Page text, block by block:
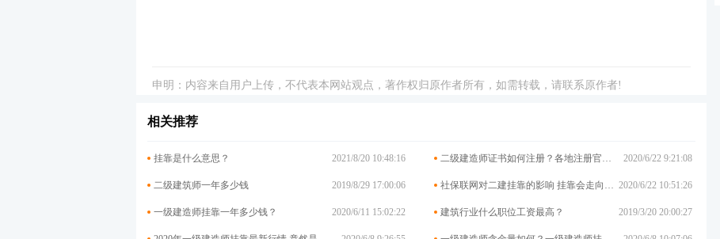
申明：内容来自用户上传，不代表本网站观点，著作权归原作者所有，如需转载，请联系原作者!
相关推荐
挂靠是什么意思？ 2021/8/20 10:48:16 二级建造师证书如何注册？各地注册官网大汇总 2020/6/22 9:21:08
二级建筑师一年多少钱 2019/8/29 17:00:06 社保联网对二建挂靠的影响 挂靠会走向终结吗? 2020/6/22 10:51:26
一级建造师挂靠一年多少钱？ 2020/6/11 15:02:22 建筑行业什么职位工资最高？ 2019/3/20 20:00:27